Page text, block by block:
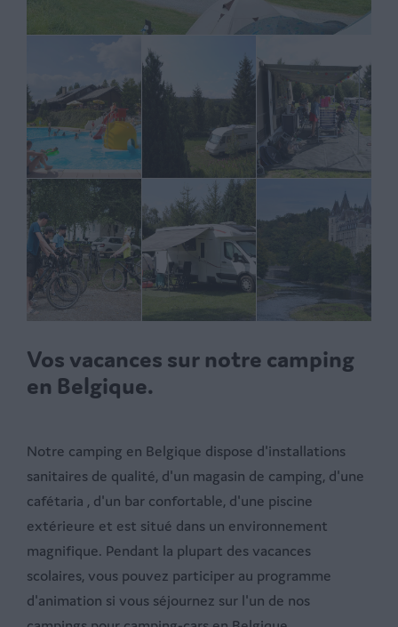
Vos vacances sur notre camping
en Belgique.
Notre camping en Belgique dispose d'installations
sanitaires de qualité, d'un magasin de camping, d'une
cafétaria , d'un bar confortable, d'une piscine
extérieure et est situé dans un environnement
magnifique. Pendant la plupart des vacances
scolaires, vous pouvez participer au programme
d'animation si vous séjournez sur l'un de nos